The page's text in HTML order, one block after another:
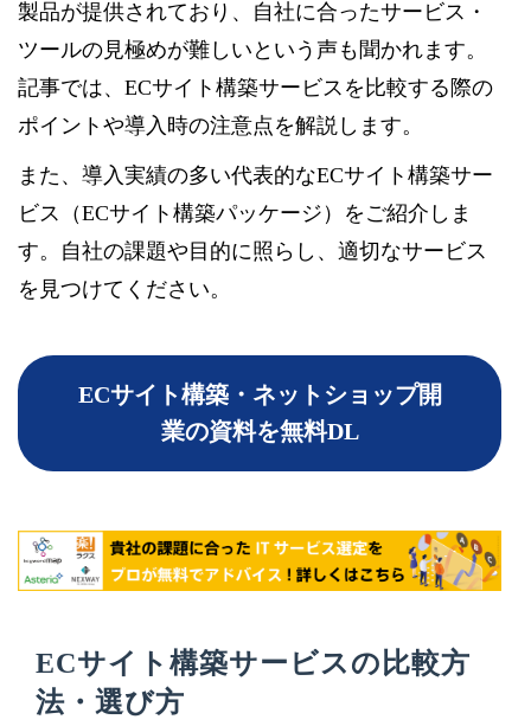
製品が提供されており、自社に合ったサービス・
ツールの見極めが難しいという声も聞かれます。
記事では、ECサイト構築サービスを比較する際の
ポイントや導入時の注意点を解説します。
また、導入実績の多い代表的なECサイト構築サー
ビス（ECサイト構築パッケージ）をご紹介しま
す。自社の課題や目的に照らし、適切なサービス
を見つけてください。
ECサイト構築・ネットショップ開
業の資料を無料DL
ECサイト構築サービスの比較方
法・選び方